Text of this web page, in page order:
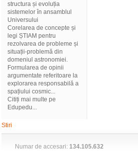
structura și evoluția
sistemelor în ansamblul
Universului
Corelarea de concepte și
legi ȘTIAM pentru
rezolvarea de probleme și
situații-problemă din
domeniul astronomiei.
Formularea de opinii
argumentate referitoare la
explorarea responsabilă a
spațiului cosmic...
Citiți mai multe pe
Edupedu...
Stiri
Numar de accesari: 134.105.632